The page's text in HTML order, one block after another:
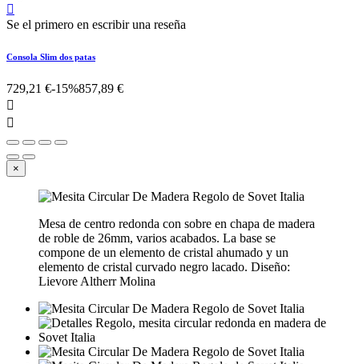

Se el primero en escribir una reseña
Consola Slim dos patas
729,21 €-15%857,89 €


×
Mesa de centro redonda con sobre en chapa de madera
de roble de 26mm, varios acabados. La base se
compone de un elemento de cristal ahumado y un
elemento de cristal curvado negro lacado. Diseño:
Lievore Altherr Molina